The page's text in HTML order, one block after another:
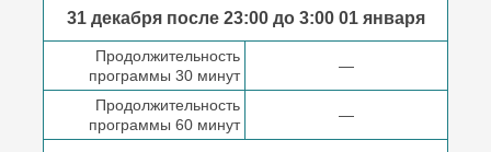
31 декабря после23:00 до 3:0001 января
Продолжительность
программы 30 минут
—
Продолжительность
программы 60 минут
—